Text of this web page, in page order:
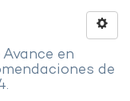
en
de